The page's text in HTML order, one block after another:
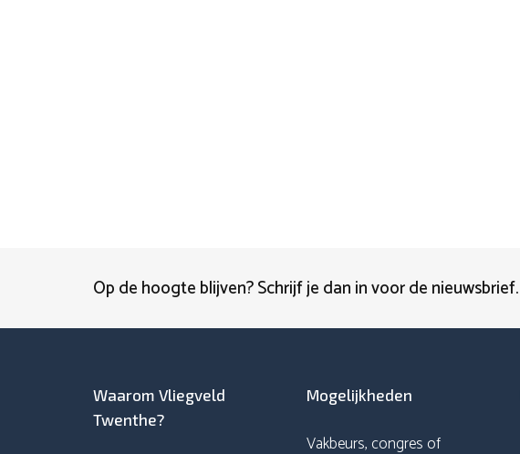
Op de hoogte blijven? Schrijf je dan in voor de nieuwsbrief.
Waarom Vliegveld
Twenthe?
Mogelijkheden
Vakbeurs, congres of